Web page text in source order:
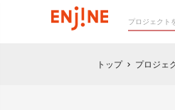
トップ chevron_right プロジェ